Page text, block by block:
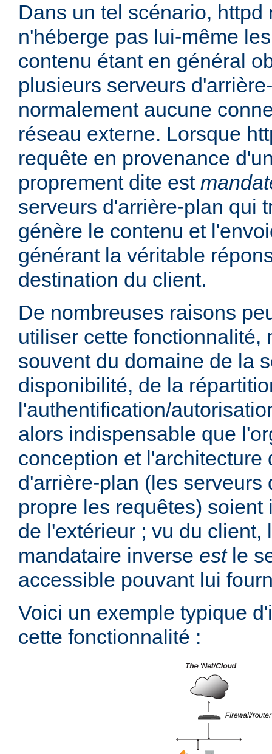
Dans un tel scénario, httpd
n'héberge pas lui-même
contenu étant en général
plusieurs serveurs
normalement aucune
réseau externe. Lorsque
requête en provenance
proprement dite est
serveurs d'arrière-plan qui
génère le contenu et
générant la véritable
destination du client.
De nombreuses raisons
utiliser cette fonctionnalité,
souvent du domaine de la
disponibilité, de la
l'authentification/
alors indispensable que
conception et l'architecture
d'arrière-plan (les serveurs
propre les requêtes)
de l'extérieur ; vu du client,
mandataire inverse estle
accessible pouvant lui
Voici un exemple typique
cette fonctionnalité :